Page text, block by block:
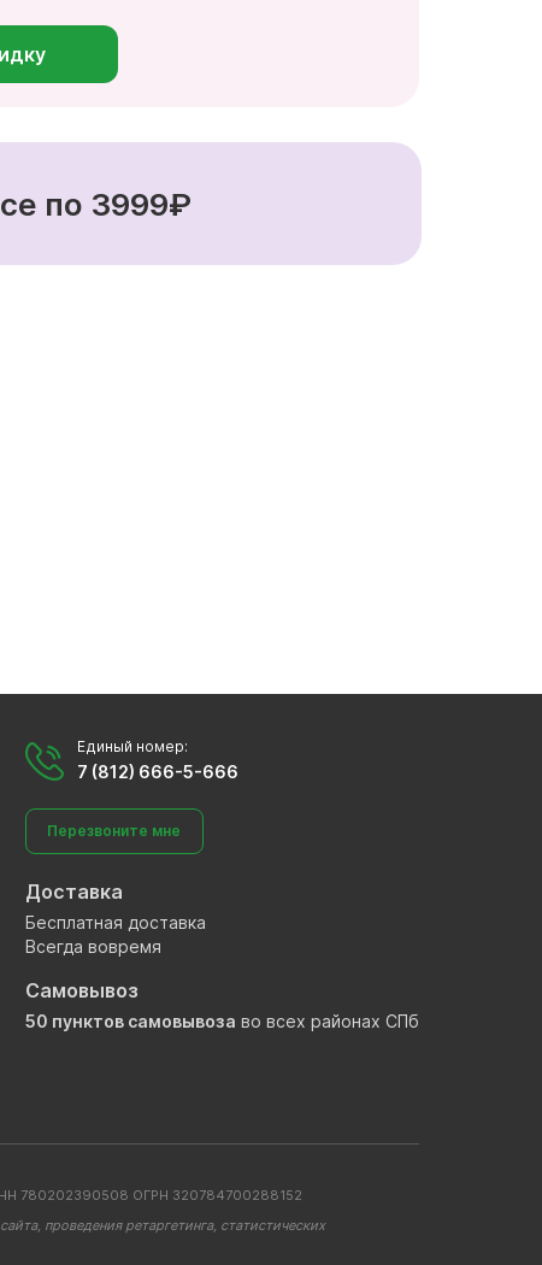
по 3999₽
Единый номер:
7 (812) 666-5-666
Перезвоните мне
Доставка
Бесплатная доставка
Всегда вовремя
Самовывоз
50 пунктов самовывоза во всех районах СПб
780202390508 ОГРН 320784700288152
проведения ретаргетинга, статистических